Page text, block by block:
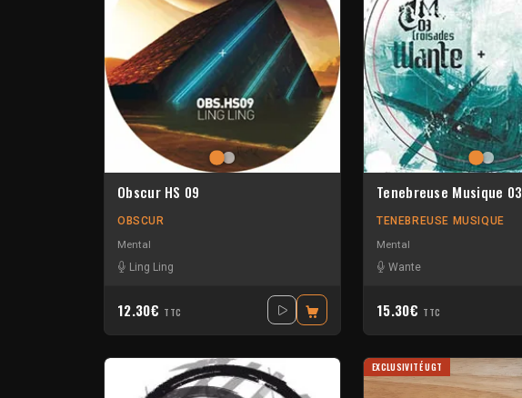
Obscur HS 09
OBSCUR
Mental
Ling Ling
12.30€ TTC
Tenebreuse Musique 03
TENEBREUSE MUSIQUE
Mental
Wante
15.30€ TTC
EXCLUSIVITÉ UGT